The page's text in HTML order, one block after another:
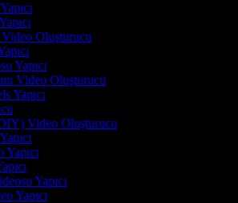
Video Oluşturucu
Yapıcı
Video Oluşturucu
Yapıcı
Video Oluşturucu
Yapıcı
Yapıcı